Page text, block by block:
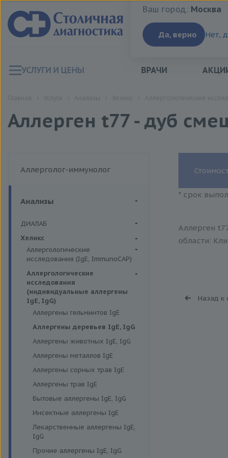
Ваш город:Москва
Ваш город: Москва
Да, верно Нет,
УСЛУГИ И ЦЕНЫ ВРАЧИ
Аллерген t77 - дуб
Аллерголог-иммунолог
Анализы
ДИАЛАБ
Биохимия крови
Хеликс
Аллергологические
исследования (IgE, ImmunoCAP)
Аллергены животных
Аллергены пыльцы
Аллергокомпоненты
Бытовые аллергены
Пищевые аллегрены
Аллергологические
исследования
(индивидуальные аллергены
IgE, IgG)
Аллергены гельминтов IgE
Аллергены деревьев IgE, IgG
Аллергены животных IgE, IgG
Аллергены металлов IgE
Аллергены сорных трав IgE
Аллергены трав IgE
Бытовые аллергены IgE, IgG
Инсектные аллергены IgE
Лекарственные аллергены IgE,
IgG
Прочие аллергены IgE, IgG
* срок
Аллерген
области:
Назад к